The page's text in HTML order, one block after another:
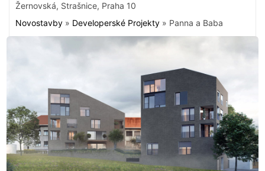
Žernovská, Strašnice, Praha 10
Novostavby » Developerské Projekty » Panna a Baba